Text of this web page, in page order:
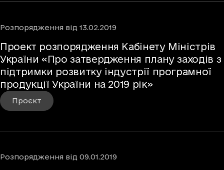
Розпорядження від 13.02.2019
Проект розпорядження Кабінету Міністрів
України «Про затвердження плану заходів з
підтримки розвитку індустрії програмної
продукції України на 2019 рік»
Проєкт
Розпорядження від 09.01.2019